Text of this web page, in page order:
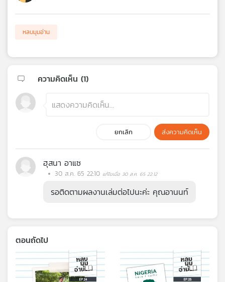
หลบมุมอ่าน
ความคิดเห็น (1)
ยกเลิก ส่งความคิดเห็น
ฮุสนา อาแซ
30 ส.ค. 65 22:10 แก้ไขเมื่อ 30 ส.ค. 65 22:12
รอติดตามผลงานเล่มต่อไปนะค่ะ คุณอานนท์
ตอนถัดไป